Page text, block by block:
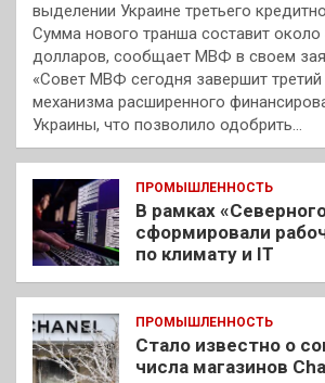
выделении Украине третьего
Сумма нового транша составит
долларов, сообщает МВФ в своем
«Совет МВФ сегодня завершит
механизма расширенного
Украины, что позволило одобрить…
ПРОМЫШЛЕННОСТЬ
В рамках
сформировали
по климату и IT
ПРОМЫШЛЕННОСТЬ
Стало известно о
числа магазинов